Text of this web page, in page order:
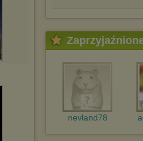
nevland78